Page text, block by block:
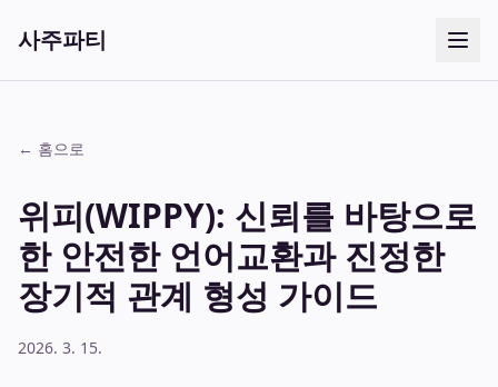
사주파티
← 홈으로
위피(WIPPY): 신뢰를 바탕으로
한 안전한 언어교환과 진정한
장기적 관계 형성 가이드
2026. 3. 15.